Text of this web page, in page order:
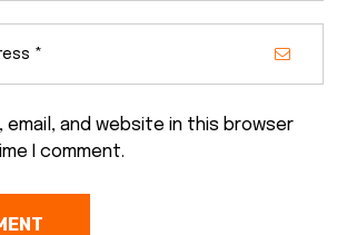
email, and website in this browser
I comment.